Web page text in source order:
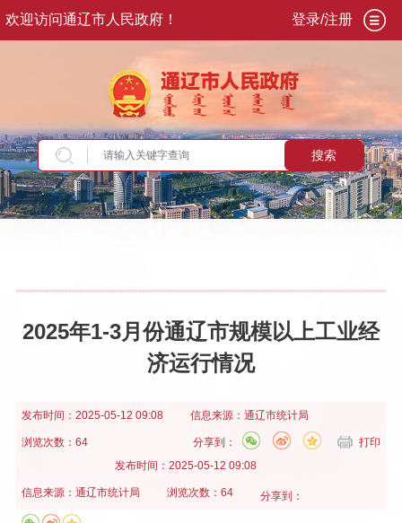
欢迎访问通辽市人民政府！ 登录/注册
搜索
当前位置：首页>政务公开>政府信息公开>法
2025年1-3月份通辽市规模以上工业经
济运行情况
发布时间： 2025-05-12 09:08 信息来源： 通辽市统计局
浏览次数：64 打印
分享到：
发布时间： 2025-05-12 09:08
信息来源： 通辽市统计局 浏览次数：64 分享到：